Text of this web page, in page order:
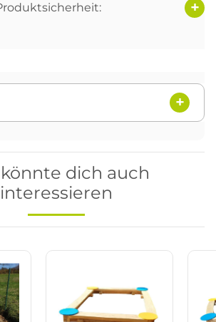
dich auch
interessieren